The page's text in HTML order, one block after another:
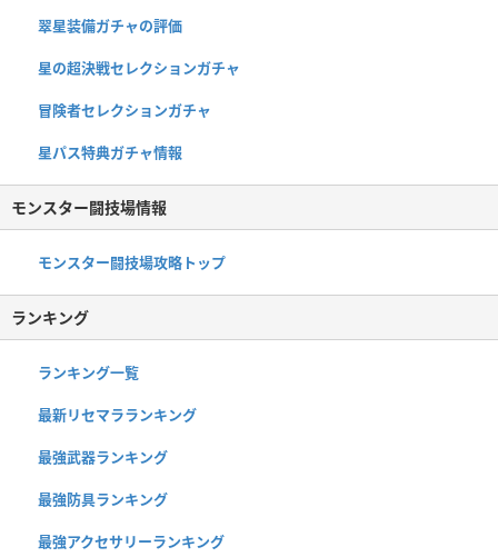
翠星装備ガチャの評価
星の超決戦セレクションガチャ
冒険者セレクションガチャ
星パス特典ガチャ情報
モンスター闘技場情報
モンスター闘技場攻略トップ
ランキング
ランキング一覧
最新リセマラランキング
最強武器ランキング
最強防具ランキング
最強アクセサリーランキング